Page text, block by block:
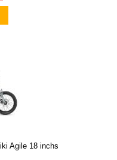
Agile 18 inchs